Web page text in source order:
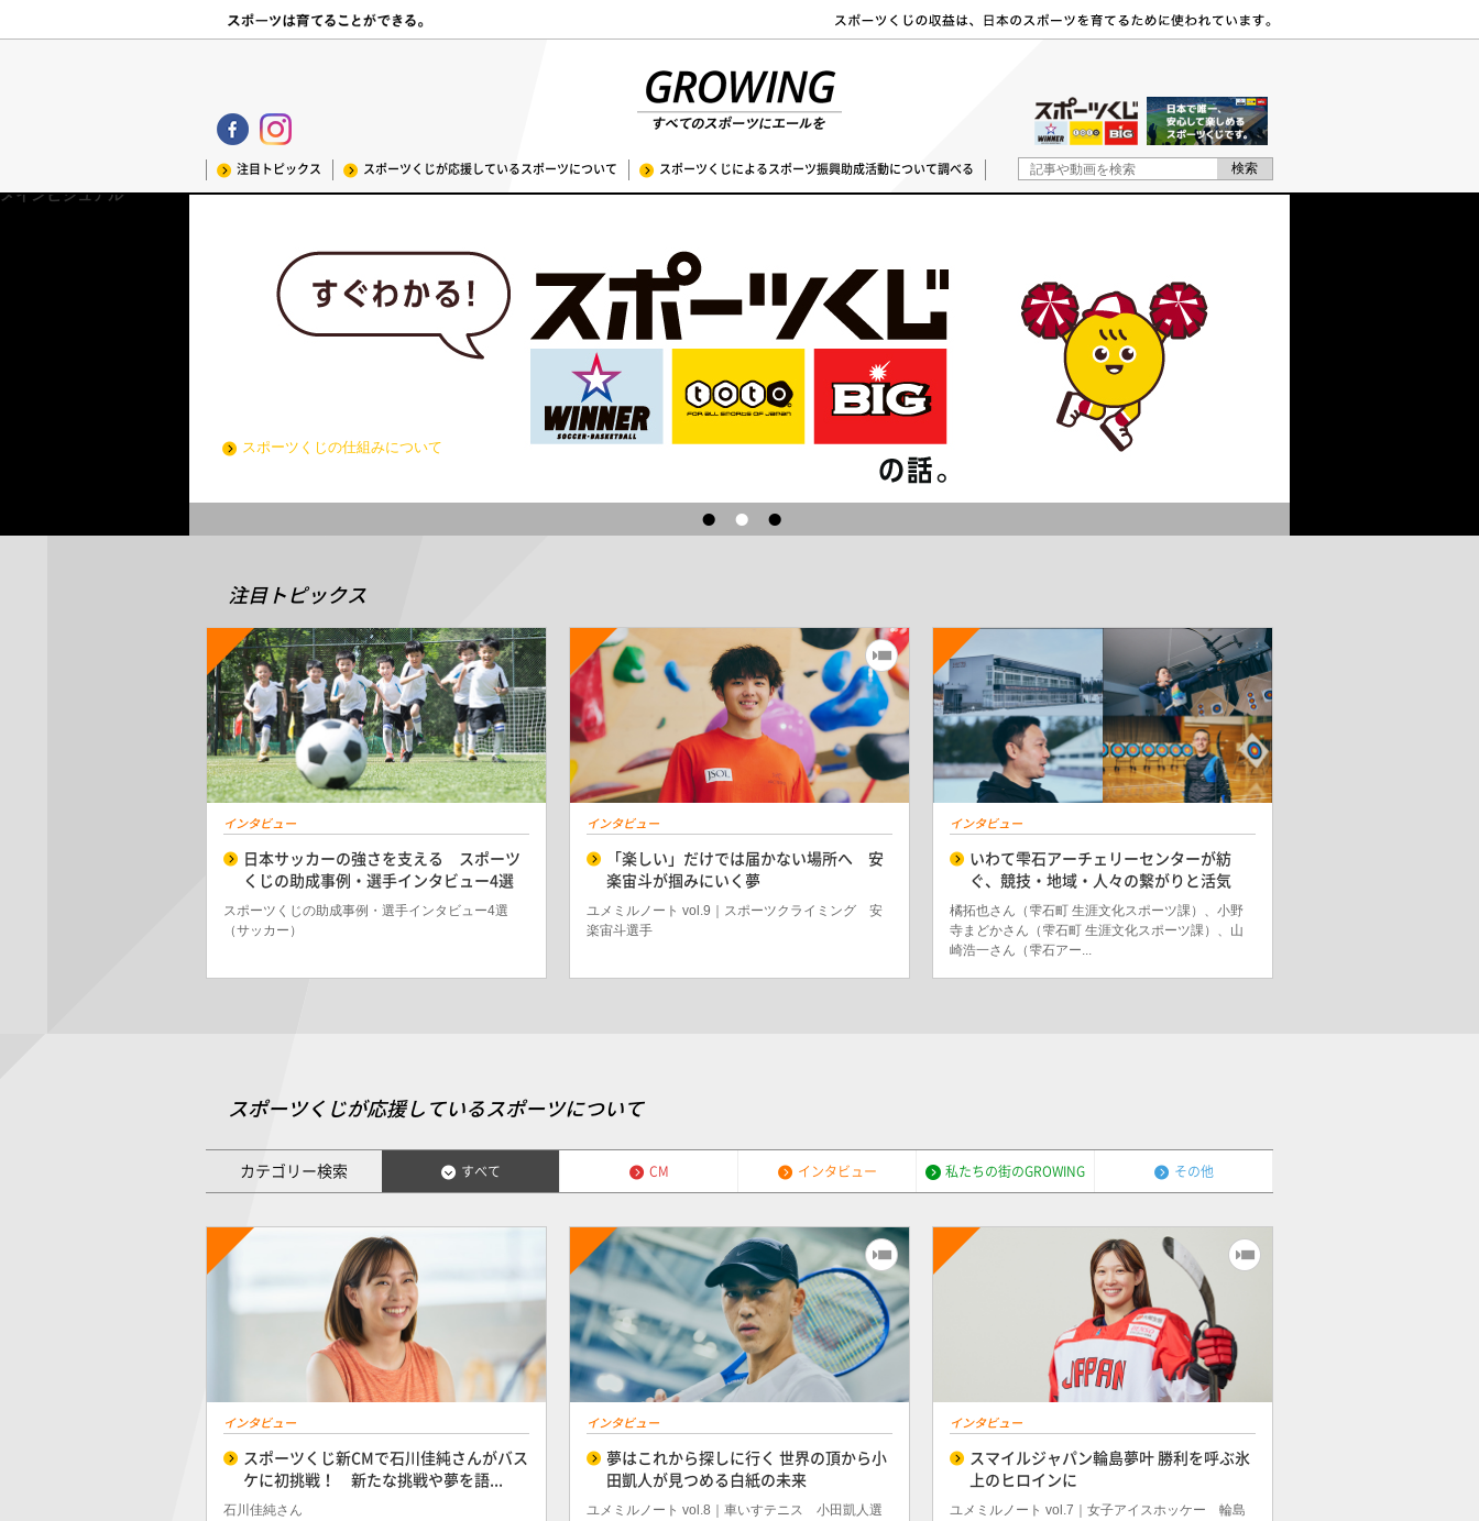
注目トピックス スポーツくじが応援しているスポーツについて スポーツくじによるスポーツ振興助成活動について調べる
メインビジュアル
スポーツくじブランディングCMはこちら
スポーツくじの仕組みについて
インタビュー記事はこちら
注目トピックス
インタビュー
日本サッカーの強さを支える スポーツ
くじの助成事例・選手インタビュー4選
スポーツくじの助成事例・選手インタビュー4選
（サッカー）
インタビュー
「楽しい」だけでは届かない場所へ 安
楽宙斗が掴みにいく夢
ユメミルノート vol.9｜スポーツクライミング 安
楽宙斗選手
インタビュー
いわて雫石アーチェリーセンターが紡
ぐ、競技・地域・人々の繋がりと活気
橘拓也さん（雫石町 生涯文化スポーツ課）、小野
寺まどかさん（雫石町 生涯文化スポーツ課）、山
崎浩一さん（雫石アー...
スポーツくじが応援しているスポーツについて
カテゴリー検索 すべて CM インタビュー 私たちの街のGROWING その他
インタビュー
スポーツくじ新CMで石川佳純さんがバス
ケに初挑戦！ 新たな挑戦や夢を語...
石川佳純さん
インタビュー
夢はこれから探しに行く 世界の頂から小
田凱人が見つめる白紙の未来
ユメミルノート vol.8｜車いすテニス 小田凱人選
インタビュー
スマイルジャパン輪島夢叶 勝利を呼ぶ氷
上のヒロインに
ユメミルノート vol.7｜女子アイスホッケー 輪島